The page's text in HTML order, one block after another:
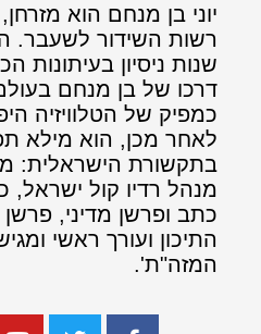
יוני בן מנחם הוא
רשות השידור לשעבר.
שנות ניסיון בעיתונות
דרכו של בן מנחם
כמפיק של הטלוויזיה
לאחר מכן, הוא מילא
בתקשורת הישראלית:
מנהל רדיו קול ישראל,
כתב ופרשן מדיני, פרשן
התיכון ועורך ראשי
המזה"ת'.